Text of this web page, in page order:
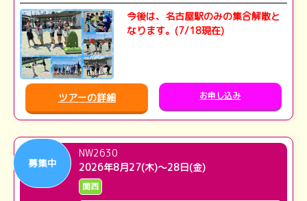
今後は、名古屋駅のみの集合解散と
なります。(7/18現在)
ツアーの詳細 お申し込み
募集中
NW2630
2026年8月27(木)～28日(金)
関西